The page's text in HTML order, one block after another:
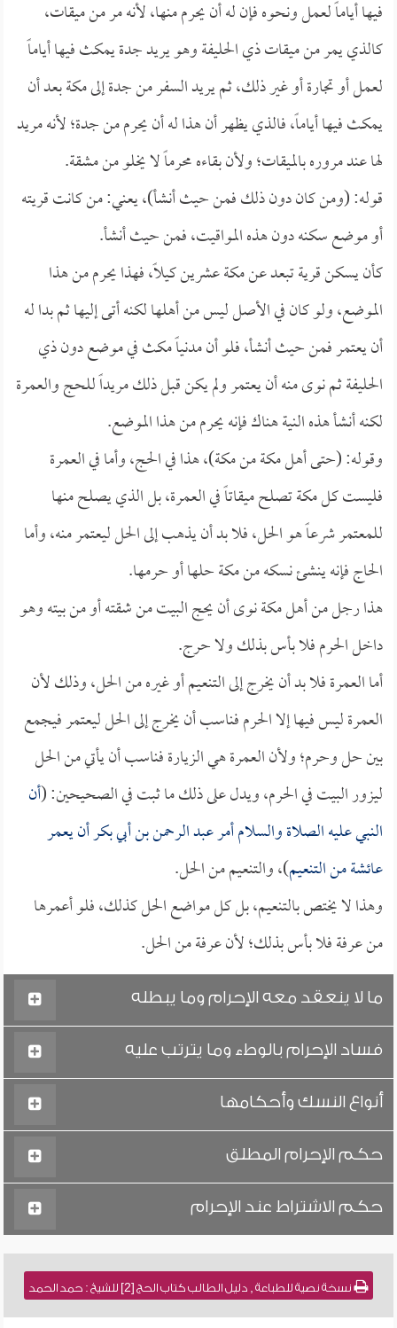
فيها أياماً لعمل ونحوه فإن له أن يحرم منها، لأنه مر من ميقات،
كالذي يمر من ميقات ذي الحليفة وهو يريد جدة يمكث فيها أياماً
لعمل أو تجارة أو غير ذلك، ثم يريد السفر من جدة إلى مكة بعد أن
يمكث فيها أياماً، فالذي يظهر أن هذا له أن يحرم من جدة؛ لأنه مريد
لها عند مروره بالميقات؛ ولأن بقاءه محرماً لا يخلو من مشقة.
قوله: (ومن كان دون ذلك فمن حيث أنشأ)، يعني: من كانت قريته
أو موضع سكنه دون هذه المواقيت، فمن حيث أنشأ.
كأن يسكن قرية تبعد عن مكة عشرين كيلاً، فهذا يحرم من هذا
الموضع، ولو كان في الأصل ليس من أهلها لكنه أتى إليها ثم بدا له
أن يعتمر فمن حيث أنشأ، فلو أن مدنياً مكث في موضع دون ذي
الحليفة ثم نوى منه أن يعتمر ولم يكن قبل ذلك مريداً للحج والعمرة
لكنه أنشأ هذه النية هناك فإنه يحرم من هذا الموضع.
وقوله: (حتى أهل مكة من مكة)، هذا في الحج، وأما في العمرة
فليست كل مكة تصلح ميقاتاً في العمرة، بل الذي يصلح منها
للمعتمر شرعاً هو الحل، فلا بد أن يذهب إلى الحل ليعتمر منه، وأما
الحاج فإنه ينشئ نسكه من مكة حلها أو حرمها.
هذا رجل من أهل مكة نوى أن يحج البيت من شقته أو من بيته وهو
داخل الحرم فلا بأس بذلك ولا حرج.
أما العمرة فلا بد أن يخرج إلى التنعيم أو غيره من الحل، وذلك لأن
العمرة ليس فيها إلا الحرم فناسب أن يخرج إلى الحل ليعتمر فيجمع
بين حل وحرم؛ ولأن العمرة هي الزيارة فناسب أن يأتي من الحل
ليزور البيت في الحرم، ويدل على ذلك ما ثبت في الصحيحين: (أن
النبي عليه الصلاة والسلام أمرعبد الرحمن بن أبي بكرأن يعمر
عائشةمن التنعيم)، والتنعيم من الحل.
وهذا لا يختص بالتنعيم، بل كل مواضع الحل كذلك، فلو أعمرها
من عرفة فلا بأس بذلك؛ لأن عرفة من الحل.
ما لا ينعقد معه الإحرام وما يبطله
فساد الإحرام بالوطء وما يترتب عليه
أنواع النسك وأحكامها
حكم الإحرام المطلق
حكم الاشتراط عند الإحرام
نسخة نصية للطباعة , دليل الطالب كتاب الحج [2] للشيخ : حمد الحمد